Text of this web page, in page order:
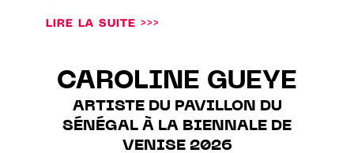
LIRE LA SUITE >>>
CAROLINE GUEYE
ARTISTE DU PAVILLON DU
SÉNÉGAL À LA BIENNALE DE
VENISE 2026